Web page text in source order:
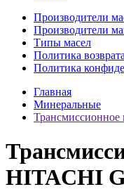
Производители
Производители
Типы масел
Политика
Политика
Главная
Минеральные
HITACHI